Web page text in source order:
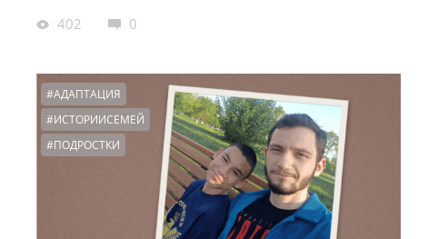
402 0
#АДАПТАЦИЯ
#ИСТОРИИСЕМЕЙ
#ПОДРОСТКИ